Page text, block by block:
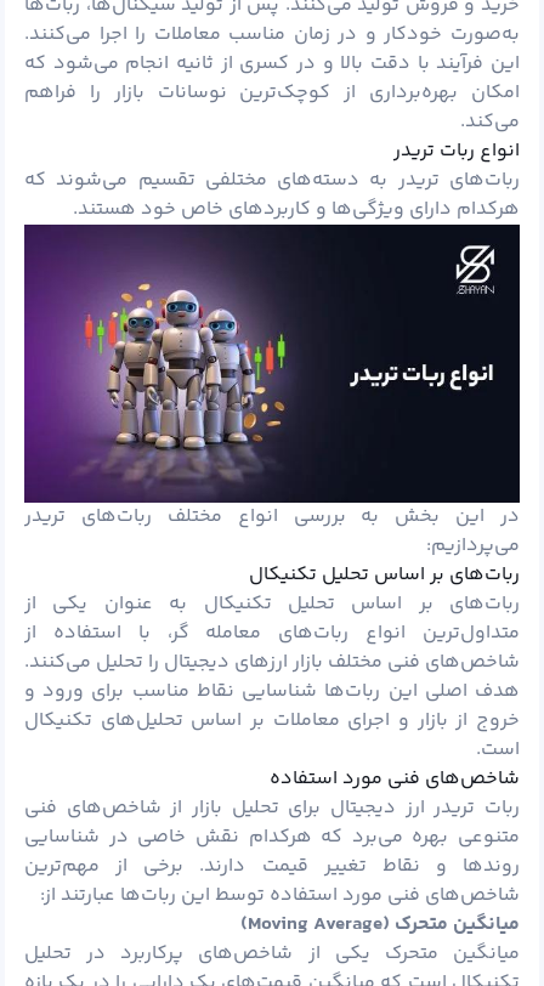
به‌صورت خودکار و در زمان مناسب معاملات را اجرا می‌کنند.
این فرآیند با دقت بالا و در کسری از ثانیه انجام می‌شود که
امکان بهره‌برداری از کوچک‌ترین نوسانات بازار را فراهم
می‌کند.
انواع ربات تریدر
ربات‌های تریدر به دسته‌های مختلفی تقسیم می‌شوند که
هرکدام دارای ویژگی‌ها و کاربردهای خاص خود هستند.
در این بخش به بررسی انواع مختلف ربات‌های تریدر
می‌پردازیم:
ربات‌های بر اساس تحلیل تکنیکال
ربات‌های بر اساس تحلیل تکنیکال به عنوان یکی از
متداول‌ترین انواع ربات‌های معامله گر، با استفاده از
شاخص‌های فنی مختلف بازار ارزهای دیجیتال را تحلیل می‌کنند.
هدف اصلی این ربات‌ها شناسایی نقاط مناسب برای ورود و
خروج از بازار و اجرای معاملات بر اساس تحلیل‌های تکنیکال
است.
شاخص‌های فنی مورد استفاده
ربات تریدر ارز دیجیتال برای تحلیل بازار از شاخص‌های فنی
متنوعی بهره می‌برد که هرکدام نقش خاصی در شناسایی
روندها و نقاط تغییر قیمت دارند. برخی از مهم‌ترین
شاخص‌های فنی مورد استفاده توسط این ربات‌ها عبارتند از:
میانگین متحرک (Moving Average)
میانگین متحرک یکی از شاخص‌های پرکاربرد در تحلیل